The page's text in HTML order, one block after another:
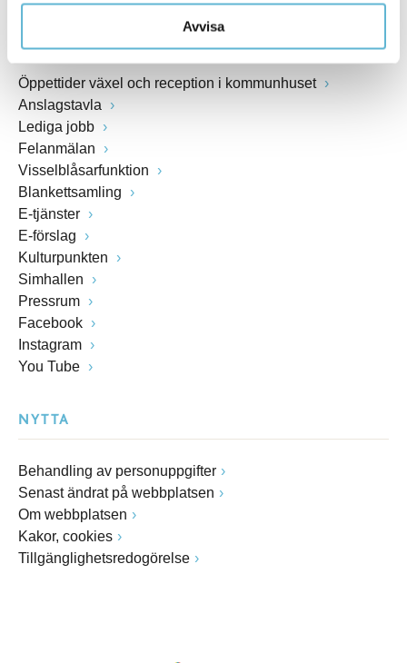
Avvisa
Öppettider växel och reception i kommunhuset
Anslagstavla
Lediga jobb
Felanmälan
Visselblåsarfunktion
Blankettsamling
E-tjänster
E-förslag
Kulturpunkten
Simhallen
Pressrum
Facebook
Instagram
You Tube
NYTTA
Behandling av personuppgifter
Senast ändrat på webbplatsen
Om webbplatsen
Kakor, cookies
Tillgänglighetsredogörelse